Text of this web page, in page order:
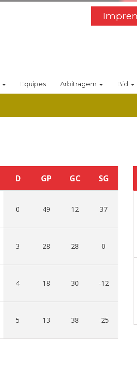
Equipes Arbitragem Bid
D GP GC SG
0 49 12 37
3 28 28 0
4 18 30 -12
5 13 38 -25